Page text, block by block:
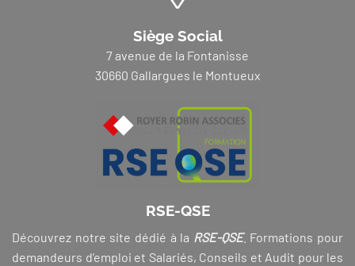
Siège Social
7 avenue de la Fontanisse
30660 Gallargues le Montueux
RSE-QSE
Découvrez notre site dédié à la RSE-QSE. Formations pour
demandeurs d’emploi et Salariés, Conseils et Audit pour les